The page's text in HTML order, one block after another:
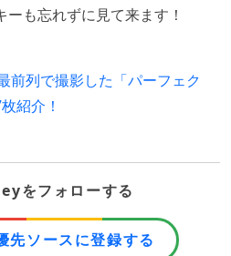
も忘れずに見て来ます！
前列で撮影した「パーフェク
紹介！
をフォローする
ソースに登録する